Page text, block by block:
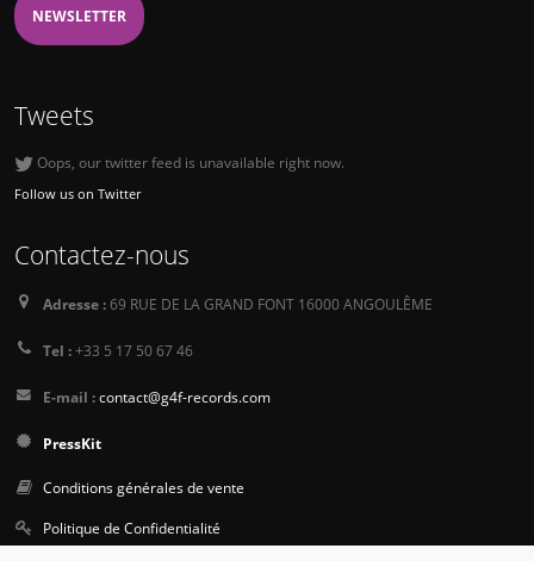
NEWSLETTER
Tweets
Oops, our twitter feed is unavailable right now.
Follow us on Twitter
Contactez-nous
Adresse :69 RUE DE LA GRAND FONT 16000 ANGOULÊME
Tel :+33 5 17 50 67 46
E-mail :contact@g4f-records.com
PressKit
Conditions générales de vente
Politique de Confidentialité